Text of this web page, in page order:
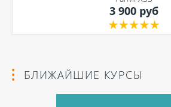
3 900 руб
БЛИЖАЙШИЕ КУРСЫ